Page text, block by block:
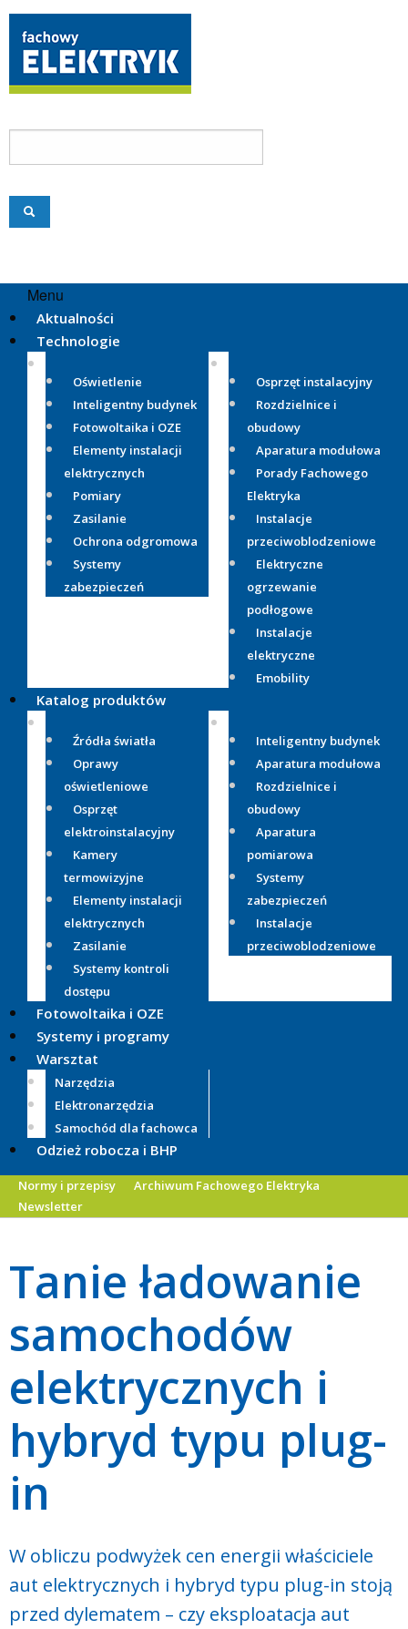
Menu
Aktualności
Technologie
Oświetlenie
Inteligentny budynek
Fotowoltaika i OZE
Elementy instalacji
elektrycznych
Pomiary
Zasilanie
Ochrona odgromowa
Systemy
zabezpieczeń
Osprzęt instalacyjny
Rozdzielnice i
obudowy
Aparatura modułowa
Porady Fachowego
Elektryka
Instalacje
przeciwoblodzeniowe
Elektryczne
ogrzewanie
podłogowe
Instalacje
elektryczne
Emobility
Katalog produktów
Źródła światła
Oprawy
oświetleniowe
Osprzęt
elektroinstalacyjny
Kamery
termowizyjne
Elementy instalacji
elektrycznych
Zasilanie
Systemy kontroli
dostępu
Inteligentny budynek
Aparatura modułowa
Rozdzielnice i
obudowy
Aparatura
pomiarowa
Systemy
zabezpieczeń
Instalacje
przeciwoblodzeniowe
Fotowoltaika i OZE
Systemy i programy
Warsztat
Narzędzia
Elektronarzędzia
Samochód dla fachowca
Odzież robocza i BHP
Normy i przepisy
Archiwum Fachowego Elektryka
Newsletter
Tanie ładowanie
samochodów
elektrycznych i
hybryd typu plug-
in
W obliczu podwyżek cen energii właściciele
aut elektrycznych i hybryd typu plug-in stoją
przed dylematem – czy eksploatacja aut